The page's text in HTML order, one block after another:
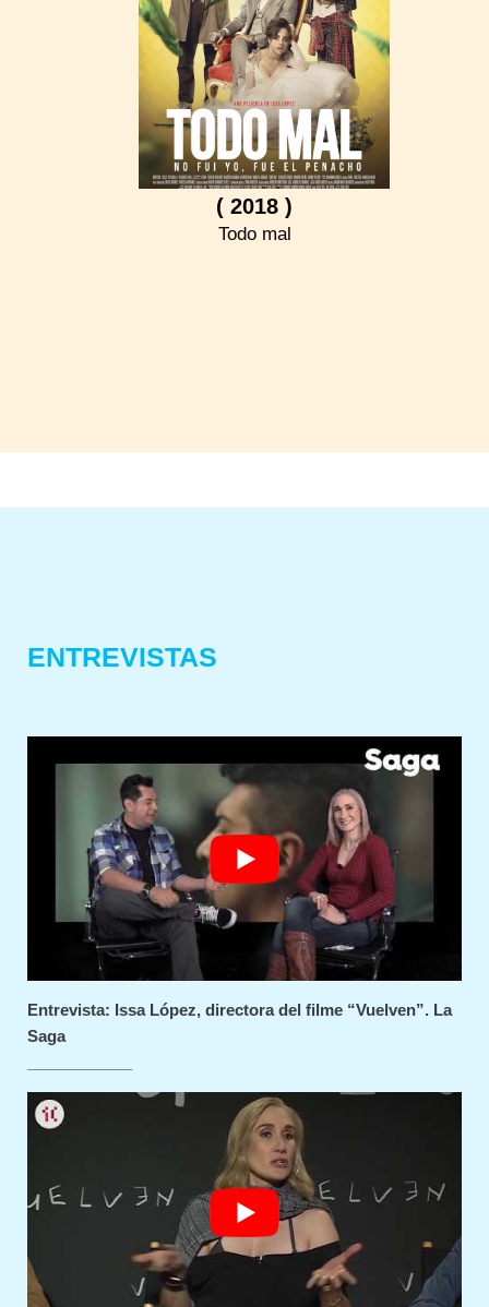
( 2018 )
Todo mal
ENTREVISTAS
Entrevista: Issa López, directora del filme “Vuelven”. La
Saga